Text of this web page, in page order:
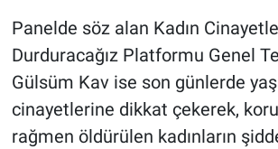
Panelde söz alan Kadın
Durduracağız Platformu Genel
Gülsüm Kav ise son günlerde
cinayetlerine dikkat çekerek,
rağmen öldürülen kadınların